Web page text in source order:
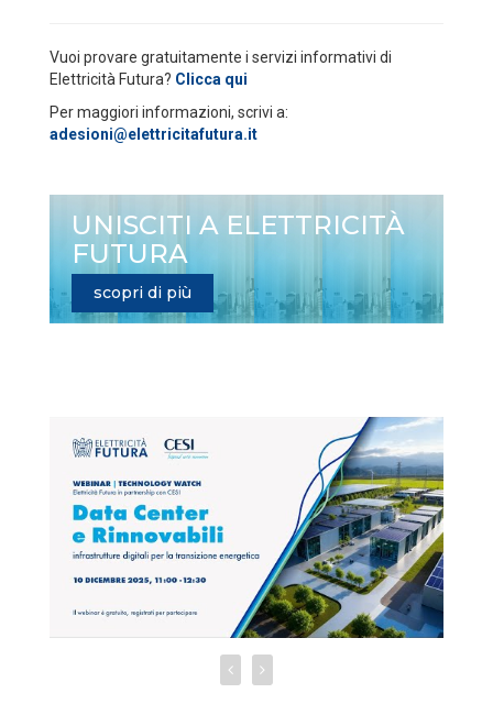
Vuoi provare gratuitamente i servizi informativi di
Elettricità Futura? Clicca qui
Per maggiori informazioni, scrivi a:
adesioni@elettricitafutura.it
UNISCITI A ELETTRICITÀ
FUTURA
scopri di più